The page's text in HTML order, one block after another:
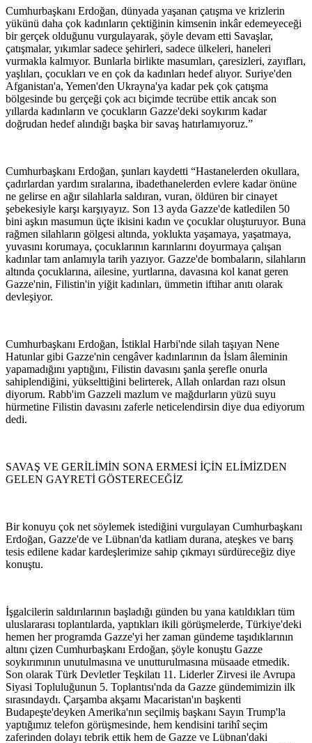
Cumhurbaşkanı Erdoğan, dünyada yaşanan çatışma ve krizlerin
yükünü daha çok kadınların çektiğinin kimsenin inkâr edemeyeceği
bir gerçek olduğunu vurgulayarak, şöyle devam etti Savaşlar,
çatışmalar, yıkımlar sadece şehirleri, sadece ülkeleri, haneleri
vurmakla kalmıyor. Bunlarla birlikte masumları, çaresizleri, zayıfları,
yaşlıları, çocukları ve en çok da kadınları hedef alıyor. Suriye'den
Afganistan'a, Yemen'den Ukrayna'ya kadar pek çok çatışma
bölgesinde bu gerçeği çok acı biçimde tecrübe ettik ancak son
yıllarda kadınların ve çocukların Gazze'deki soykırım kadar
doğrudan hedef alındığı başka bir savaş hatırlamıyoruz.”
Cumhurbaşkanı Erdoğan, şunları kaydetti “Hastanelerden okullara,
çadırlardan yardım sıralarına, ibadethanelerden evlere kadar önüne
ne gelirse en ağır silahlarla saldıran, vuran, öldüren bir cinayet
şebekesiyle karşı karşıyayız. Son 13 ayda Gazze'de katledilen 50
bini aşkın masumun üçte ikisini kadın ve çocuklar oluşturuyor. Buna
rağmen silahların gölgesi altında, yoklukta yaşamaya, yaşatmaya,
yuvasını korumaya, çocuklarının karınlarını doyurmaya çalışan
kadınlar tam anlamıyla tarih yazıyor. Gazze'de bombaların, silahların
altında çocuklarına, ailesine, yurtlarına, davasına kol kanat geren
Gazze'nin, Filistin'in yiğit kadınları, ümmetin iftihar anıtı olarak
devleşiyor.
Cumhurbaşkanı Erdoğan, İstiklal Harbi'nde silah taşıyan Nene
Hatunlar gibi Gazze'nin cengâver kadınlarının da İslam âleminin
yapamadığını yaptığını, Filistin davasını şanla şerefle onurla
sahiplendiğini, yükselttiğini belirterek, Allah onlardan razı olsun
diyorum. Rabb'im Gazzeli mazlum ve mağdurların yüzü suyu
hürmetine Filistin davasını zaferle neticelendirsin diye dua ediyorum
dedi.
SAVAŞ VE GERİLİMİN SONA ERMESİ İÇİN ELİMİZDEN
GELEN GAYRETİ GÖSTERECEĞİZ
Bir konuyu çok net söylemek istediğini vurgulayan Cumhurbaşkanı
Erdoğan, Gazze'de ve Lübnan'da katliam durana, ateşkes ve barış
tesis edilene kadar kardeşlerimize sahip çıkmayı sürdüreceğiz diye
konuştu.
İşgalcilerin saldırılarının başladığı günden bu yana katıldıkları tüm
uluslararası toplantılarda, yaptıkları ikili görüşmelerde, Türkiye'deki
hemen her programda Gazze'yi her zaman gündeme taşıdıklarının
altını çizen Cumhurbaşkanı Erdoğan, şöyle konuştu Gazze
soykırımının unutulmasına ve unutturulmasına müsaade etmedik.
Son olarak Türk Devletler Teşkilatı 11. Liderler Zirvesi ile Avrupa
Siyasi Topluluğunun 5. Toplantısı'nda da Gazze gündemimizin ilk
sırasındaydı. Çarşamba akşamı Macaristan'ın başkenti
Budapeşte'deyken Amerika'nın seçilmiş başkanı Sayın Trump'la
yaptığımız telefon görüşmesinde, hem kendisini tarihî seçim
zaferinden dolayı tebrik ettik hem de Gazze ve Lübnan'daki